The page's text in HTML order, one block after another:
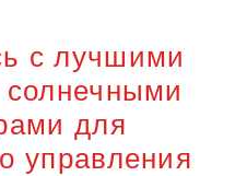
с лучшими
для
управления